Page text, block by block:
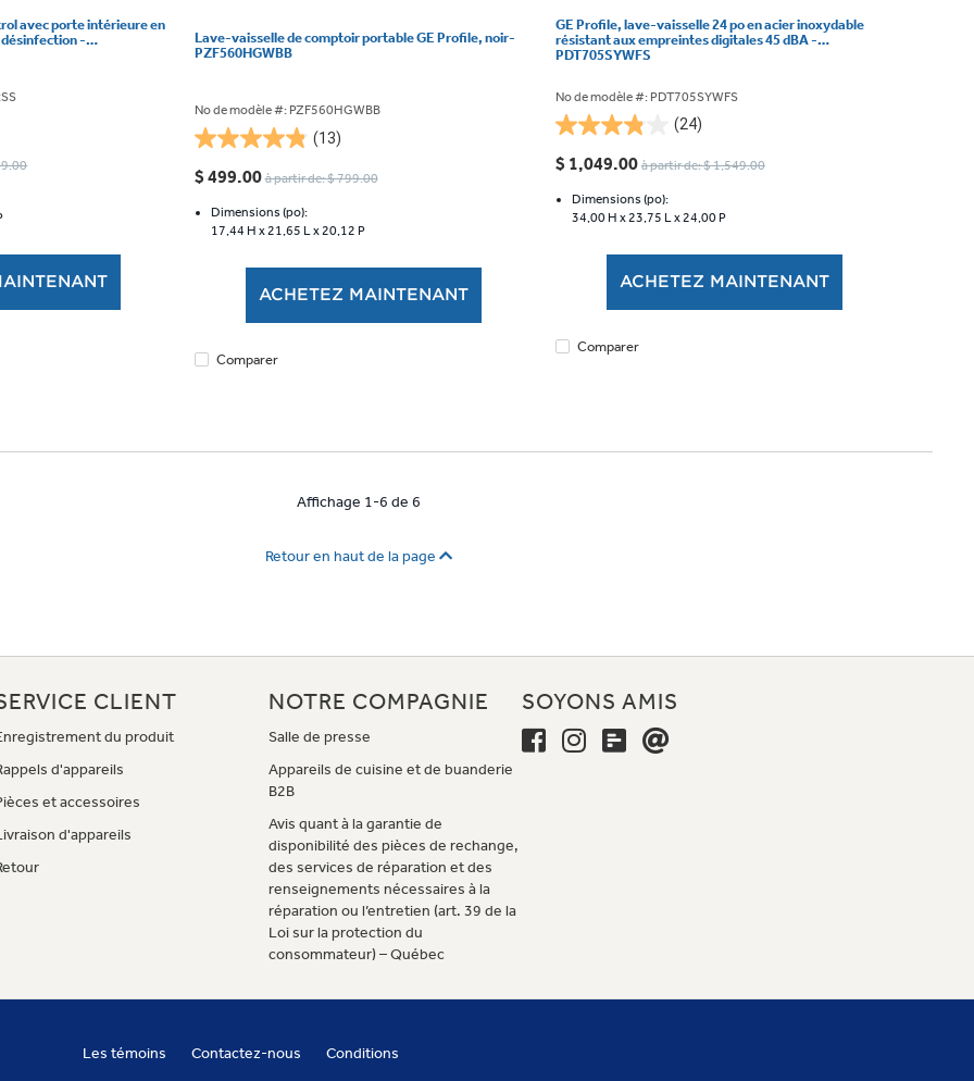
avec porte intérieure en
désinfection -
Lave-vaisselle de comptoir portable GE Profile, noir-
PZF560HGWBB
No de modèle #: PZF560HGWBB
(13)
4.8
étoile(s)
5.
$ 499.00 à partir de: $ 799.00
Dimensions (po):
17,44 H x21,65 L x20,12 P
ACHETEZ MAINTENANT
Comparer
GE Profile, lave-vaisselle 24 po en acier inoxydable
résistant aux empreintes digitales 45 dBA -
PDT705SYWFS
No de modèle #: PDT705SYWFS
(24)
3.8
étoile(s)
5.
24
$ 1,049.00 à partir de: $ 1,549.00
Dimensions (po):
34,00 H x23,75 L x24,00 P
ACHETEZ MAINTENANT
Comparer
Affichage 1-6 de 6
Retour en haut de la page
CLIENT
du produit
d'appareils
et accessoires
d'appareils
NOTRE COMPAGNIE
Salle de presse
Appareils de cuisine et de buanderie
B2B
Avis quant à la garantie de
disponibilité des pièces de rechange,
des services de réparation et des
renseignements nécessaires à la
réparation ou l’entretien (art. 39 de la
Loi sur la protection du
consommateur) – Québec
SOYONS AMIS
Les témoins Contactez-nous Conditions